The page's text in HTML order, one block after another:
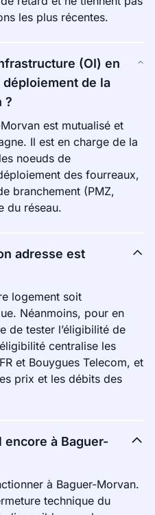
les plus récentes.
(OI) en
de la
?
est mutualisé et
Il est en charge de la
noeuds de
des fourreaux,
branchement (PMZ,
du réseau.
adresse est
logement soit
Néanmoins, pour en
de tester l’éligibilité de
centralise les
et Bouygues Telecom, et
prix et les débits des
encore à Baguer-
à Baguer-Morvan.
technique du